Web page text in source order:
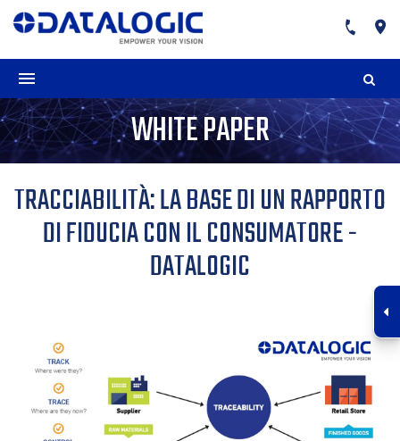
WHITE PAPER
TRACCIABILITÀ: LA BASE DI UN RAPPORTO
DI FIDUCIA CON IL CONSUMATORE -
DATALOGIC